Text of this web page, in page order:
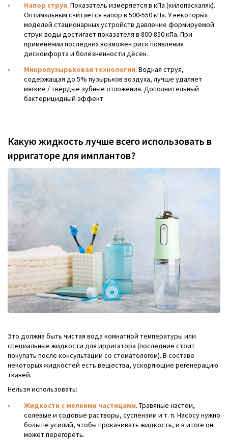
Напор струи. Показатель измеряется в кПа (килопаскалях).
Оптимальным считается напор в 500-550 кПа. У некоторых
моделей стационарных устройств давление формируемой
струи воды достигает показателя в 800-850 кПа. При
применении последних возможен риск появления
дискомфорта и болезненности дёсен.
Микропузырьковая технология. Водная струя,
содержащая до 5% пузырьков воздуха, лучше удаляет
мягкие / твёрдые зубные отложения. Дополнительный
бактерицидный эффект.
Какую жидкость лучше всего использовать в
ирригаторе для имплантов?
Это должна быть чистая вода комнатной температуры или
специальные жидкости для ирригатора (последние стоит
покупать после консультации со стоматологом). В составе
некоторых жидкостей есть вещества, ускоряющие регенерацию
тканей.
Нельзя использовать:
Жидкости с мелкими частицами. Травяные настои,
солевые и содовые растворы, суспензии и т. п. Насосу нужно
больше усилий, чтобы прокачивать жидкость, и в итоге он
может перегореть.